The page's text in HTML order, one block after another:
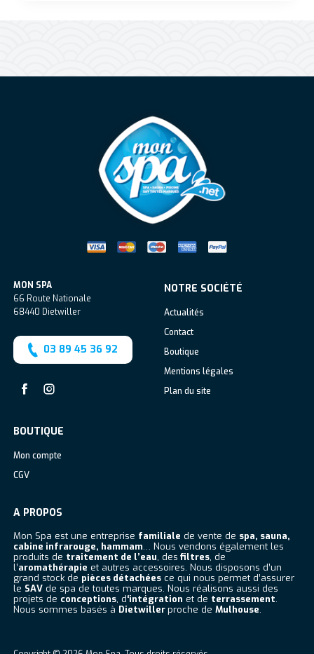
MON SPA
66 Route Nationale
68440 Dietwiller
03 89 45 36 92
NOTRE SOCIÉTÉ
Actualités
Contact
Boutique
Mentions légales
Plan du site
BOUTIQUE
Mon compte
CGV
A PROPOS
Mon Spa est une entreprise familiale de vente de spa, sauna,
cabine infrarouge, hammam… Nous vendons également les
produits de traitement de l’eau, des filtres, de
l’aromathérapie et autres accessoires. Nous disposons d’un
grand stock de pièces détachéesce qui nous permet d’assurer
le SAVde spa de toutes marques. Nous réalisons aussi des
projets de conceptions, d‘intégration et de terrassement.
Nous sommes basés à Dietwillerproche de Mulhouse.